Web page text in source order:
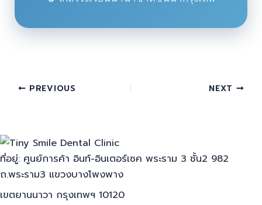
PREVIOUS NEXT
ที่อยู่: ศูนย์การค้า อินท์-อินเตอร์เซค พระราม 3 ชั้น2 982
ถ.พระราม3 แขวงบางโพงพาง
เขตยานนาวา กรุงเทพฯ 10120